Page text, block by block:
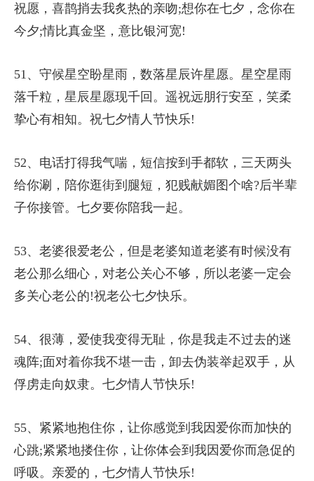
祝愿，喜鹊捎去我炙热的亲吻;想你在七夕，念你在
今夕;情比真金坚，意比银河宽!
51、守候星空盼星雨，数落星辰许星愿。星空星雨
落千粒，星辰星愿现千回。遥祝远朋行安至，笑柔
挚心有相知。祝七夕情人节快乐!
52、电话打得我气喘，短信按到手都软，三天两头
给你涮，陪你逛街到腿短，犯贱献媚图个啥?后半辈
子你接管。七夕要你陪我一起。
53、老婆很爱老公，但是老婆知道老婆有时候没有
老公那么细心，对老公关心不够，所以老婆一定会
多关心老公的!祝老公七夕快乐。
54、很薄，爱使我变得无耻，你是我走不过去的迷
魂阵;面对着你我不堪一击，卸去伪装举起双手，从
俘虏走向奴隶。七夕情人节快乐!
55、紧紧地抱住你，让你感觉到我因爱你而加快的
心跳;紧紧地搂住你，让你体会到我因爱你而急促的
呼吸。亲爱的，七夕情人节快乐!